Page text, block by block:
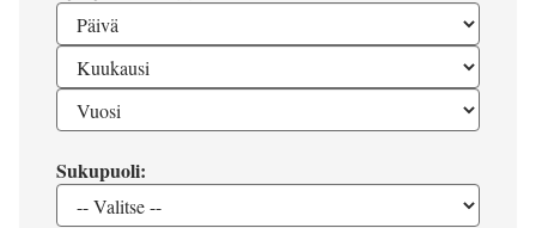
Sukupuoli: